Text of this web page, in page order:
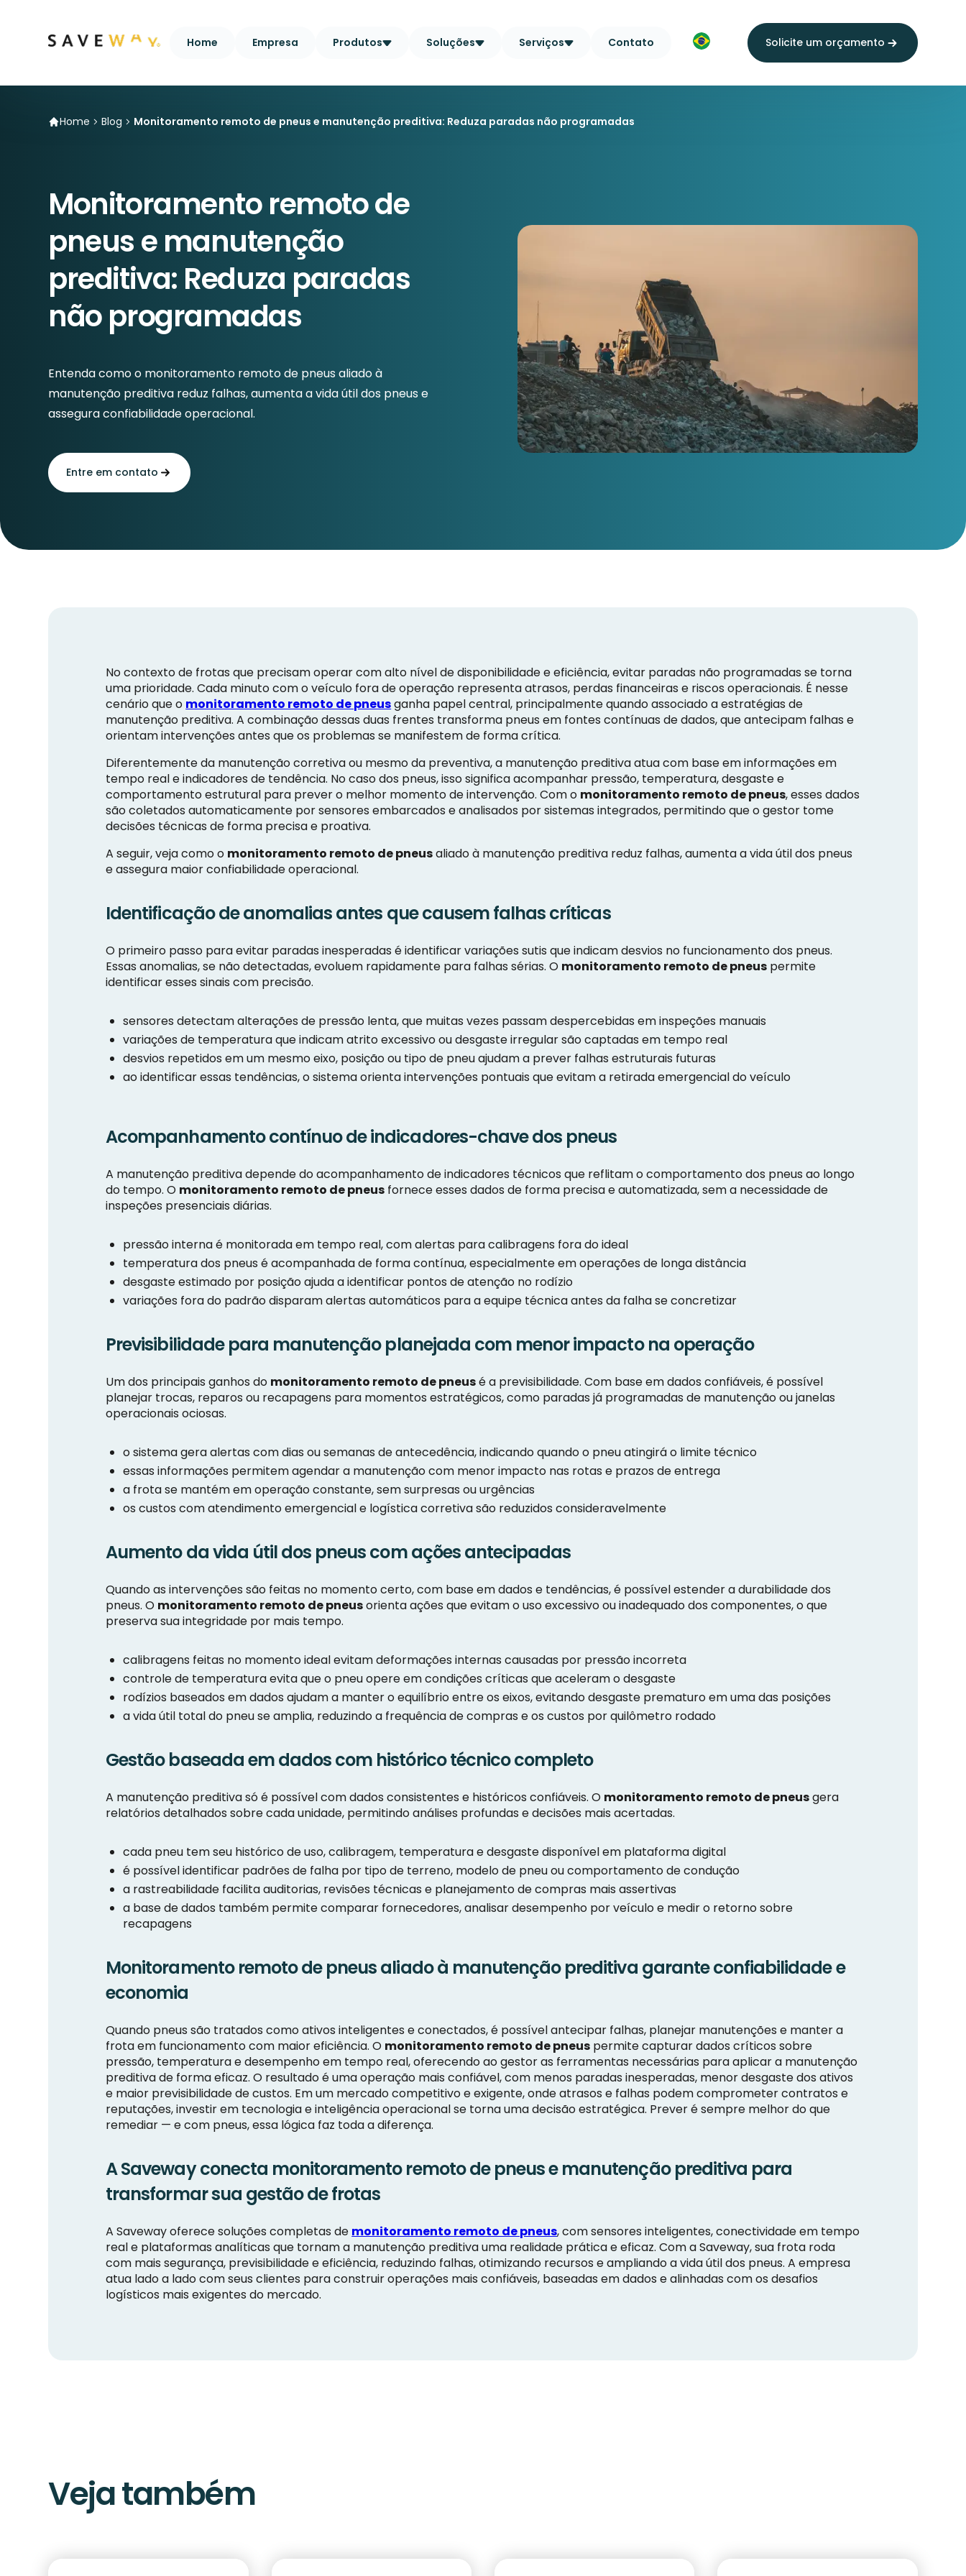
Home Empresa Produtos Soluções Serviços Contato Solicite um orçamento
Home Blog Monitoramento remoto de pneus e manutenção preditiva: Reduza paradas não programadas
Monitoramento remoto de
pneus e manutenção
preditiva: Reduza paradas
não programadas
Entenda como o monitoramento remoto de pneus aliado à
manutenção preditiva reduz falhas, aumenta a vida útil dos pneus e
assegura confiabilidade operacional.
Entre em contato
No contexto de frotas que precisam operar com alto nível de disponibilidade e eficiência, evitar paradas não programadas se torna
uma prioridade. Cada minuto com o veículo fora de operação representa atrasos, perdas financeiras e riscos operacionais. É nesse
cenário que o monitoramento remoto de pneusganha papel central, principalmente quando associado a estratégias de
manutenção preditiva. A combinação dessas duas frentes transforma pneus em fontes contínuas de dados, que antecipam falhas e
orientam intervenções antes que os problemas se manifestem de forma crítica.
Diferentemente da manutenção corretiva ou mesmo da preventiva, a manutenção preditiva atua com base em informações em
tempo real e indicadores de tendência. No caso dos pneus, isso significa acompanhar pressão, temperatura, desgaste e
comportamento estrutural para prever o melhor momento de intervenção. Com o monitoramento remoto de pneus, esses dados
são coletados automaticamente por sensores embarcados e analisados por sistemas integrados, permitindo que o gestor tome
decisões técnicas de forma precisa e proativa.
A seguir, veja como o monitoramento remoto de pneusaliado à manutenção preditiva reduz falhas, aumenta a vida útil dos pneus
e assegura maior confiabilidade operacional.
Identificação de anomalias antes que causem falhas críticas
O primeiro passo para evitar paradas inesperadas é identificar variações sutis que indicam desvios no funcionamento dos pneus.
Essas anomalias, se não detectadas, evoluem rapidamente para falhas sérias. O monitoramento remoto de pneus permite
identificar esses sinais com precisão.
sensores detectam alterações de pressão lenta, que muitas vezes passam despercebidas em inspeções manuais
variações de temperatura que indicam atrito excessivo ou desgaste irregular são captadas em tempo real
desvios repetidos em um mesmo eixo, posição ou tipo de pneu ajudam a prever falhas estruturais futuras
ao identificar essas tendências, o sistema orienta intervenções pontuais que evitam a retirada emergencial do veículo
Acompanhamento contínuo de indicadores-chave dos pneus
A manutenção preditiva depende do acompanhamento de indicadores técnicos que reflitam o comportamento dos pneus ao longo
do tempo. O monitoramento remoto de pneus fornece esses dados de forma precisa e automatizada, sem a necessidade de
inspeções presenciais diárias.
pressão interna é monitorada em tempo real, com alertas para calibragens fora do ideal
temperatura dos pneus é acompanhada de forma contínua, especialmente em operações de longa distância
desgaste estimado por posição ajuda a identificar pontos de atenção no rodízio
variações fora do padrão disparam alertas automáticos para a equipe técnica antes da falha se concretizar
Previsibilidade para manutenção planejada com menor impacto na operação
Um dos principais ganhos do monitoramento remoto de pneusé a previsibilidade. Com base em dados confiáveis, é possível
planejar trocas, reparos ou recapagens para momentos estratégicos, como paradas já programadas de manutenção ou janelas
operacionais ociosas.
o sistema gera alertas com dias ou semanas de antecedência, indicando quando o pneu atingirá o limite técnico
essas informações permitem agendar a manutenção com menor impacto nas rotas e prazos de entrega
a frota se mantém em operação constante, sem surpresas ou urgências
os custos com atendimento emergencial e logística corretiva são reduzidos consideravelmente
Aumento da vida útil dos pneus com ações antecipadas
Quando as intervenções são feitas no momento certo, com base em dados e tendências, é possível estender a durabilidade dos
pneus. O monitoramento remoto de pneusorienta ações que evitam o uso excessivo ou inadequado dos componentes, o que
preserva sua integridade por mais tempo.
calibragens feitas no momento ideal evitam deformações internas causadas por pressão incorreta
controle de temperatura evita que o pneu opere em condições críticas que aceleram o desgaste
rodízios baseados em dados ajudam a manter o equilíbrio entre os eixos, evitando desgaste prematuro em uma das posições
a vida útil total do pneu se amplia, reduzindo a frequência de compras e os custos por quilômetro rodado
Gestão baseada em dados com histórico técnico completo
A manutenção preditiva só é possível com dados consistentes e históricos confiáveis. O monitoramento remoto de pneusgera
relatórios detalhados sobre cada unidade, permitindo análises profundas e decisões mais acertadas.
cada pneu tem seu histórico de uso, calibragem, temperatura e desgaste disponível em plataforma digital
é possível identificar padrões de falha por tipo de terreno, modelo de pneu ou comportamento de condução
a rastreabilidade facilita auditorias, revisões técnicas e planejamento de compras mais assertivas
a base de dados também permite comparar fornecedores, analisar desempenho por veículo e medir o retorno sobre
recapagens
Monitoramento remoto de pneus aliado à manutenção preditiva garante confiabilidade e
economia
Quando pneus são tratados como ativos inteligentes e conectados, é possível antecipar falhas, planejar manutenções e manter a
frota em funcionamento com maior eficiência. O monitoramento remoto de pneus permite capturar dados críticos sobre
pressão, temperatura e desempenho em tempo real, oferecendo ao gestor as ferramentas necessárias para aplicar a manutenção
preditiva de forma eficaz. O resultado é uma operação mais confiável, com menos paradas inesperadas, menor desgaste dos ativos
e maior previsibilidade de custos. Em um mercado competitivo e exigente, onde atrasos e falhas podem comprometer contratos e
reputações, investir em tecnologia e inteligência operacional se torna uma decisão estratégica. Prever é sempre melhor do que
remediar — e com pneus, essa lógica faz toda a diferença.
A Saveway conecta monitoramento remoto de pneus e manutenção preditiva para
transformar sua gestão de frotas
A Saveway oferece soluções completas de monitoramento remoto de pneus, com sensores inteligentes, conectividade em tempo
real e plataformas analíticas que tornam a manutenção preditiva uma realidade prática e eficaz. Com a Saveway, sua frota roda
com mais segurança, previsibilidade e eficiência, reduzindo falhas, otimizando recursos e ampliando a vida útil dos pneus. A empresa
atua lado a lado com seus clientes para construir operações mais confiáveis, baseadas em dados e alinhadas com os desafios
logísticos mais exigentes do mercado.
Veja também